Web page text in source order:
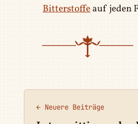
Bitterstoffeauf jeden
← Neuere Beiträge